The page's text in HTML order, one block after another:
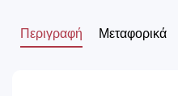
Περιγραφή Μεταφορικά